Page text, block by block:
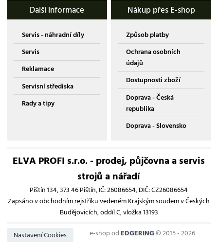
Další informace
Servis - náhradní díly
Servis
Reklamace
Servisní střediska
Rady a tipy
Nákup přes E-shop
Způsob platby
Ochrana osobních
údajů
Dostupnosti zboží
Doprava - Česká
republika
Doprava - Slovensko
ELVA PROFI s.r.o. - prodej, půjčovna a servis
strojů a nářadí
Pištín 134, 373 46 Pištín, IČ: 26086654, DIČ: CZ26086654
Zapsáno v obchodním rejstříku vedeném Krajským soudem v Českých
Budějovicích, oddíl C, vložka 13193
Nastavení Cookies e-shop odEDGERING© 2015 - 2026